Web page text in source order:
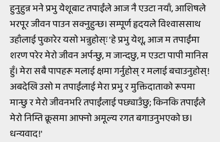
हुनुहुन्न भने प्रभु येशूबाट तपाईंले आज नै एउटा नयाँ, आशिषले
भरपूर जीवन पाउन सक्नुहुन्छ। सम्पूर्ण हृदयले विश्वाससाथ
उहाँलाई पुकारेर यसो भन्नुहोस्ः 'हे प्रभु येशू, आज म तपाईंमा
शरण परेर मेरो जीवन अर्पन्छु, म जान्दछु, म एउटा पापी मानिस
हुँ। मेरा सबै पापहरू मलाई क्षमा गर्नुहोस् र मलाई बचाउनुहोस्!
अबदेखि उसो म तपाईंलाई मेरा प्रभु र मुक्तिदाताको रूपमा
मान्छु र मेरो जीवनभरि तपाईंलाई पछ्याउँछु; किनकि तपाईंले
मेरो निम्ति क्रूसमा आफ्नो अमूल्य रगत बगाउनुभएको छ।
धन्यवाद!'